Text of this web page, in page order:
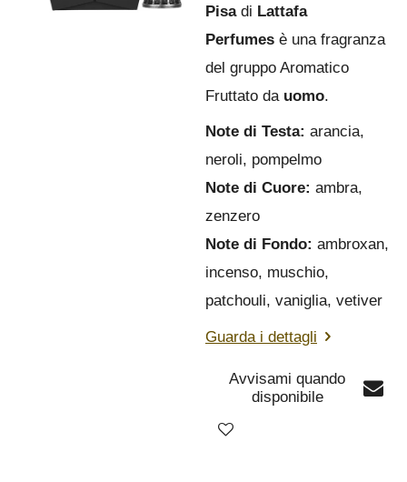
Pisadi Lattafa
Perfumes è una fragranza
del gruppo Aromatico
Fruttato da uomo.
Note di Testa: arancia,
neroli, pompelmo
Note di Cuore: ambra,
zenzero
Note di Fondo: ambroxan,
incenso, muschio,
patchouli, vaniglia, vetiver
Guarda i dettagli
Avvisami quando
disponibile